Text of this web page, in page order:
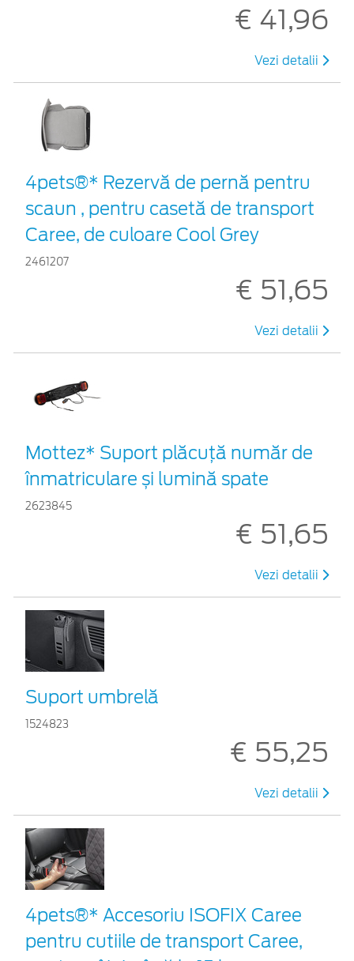
€ 41,96
Vezi detalii
4pets®* Rezervă de pernă pentru
scaun , pentru casetă de transport
Caree, de culoare Cool Grey
2461207
€ 51,65
Vezi detalii
Mottez* Suport plăcuță număr de
înmatriculare și lumină spate
2623845
€ 51,65
Vezi detalii
Suport umbrelă
1524823
€ 55,25
Vezi detalii
4pets®* Accesoriu ISOFIX Caree
pentru cutiile de transport Caree,